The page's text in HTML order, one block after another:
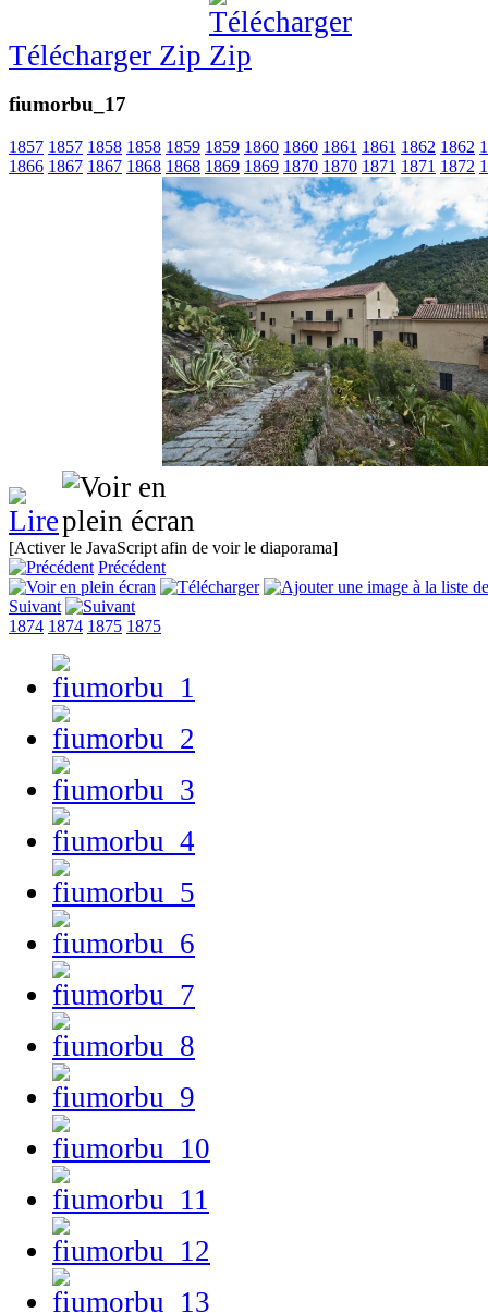
Télécharger Zip
fiumorbu_17
1857 1857 1858 1858 1859 1859 1860 1860 1861 1861 1862 1862
1866 1867 1867 1868 1868 1869 1869 1870 1870 1871 1871 1872
[Activer le JavaScript afin de voir le diaporama]
Précédent
Suivant
1874 1874 1875 1875